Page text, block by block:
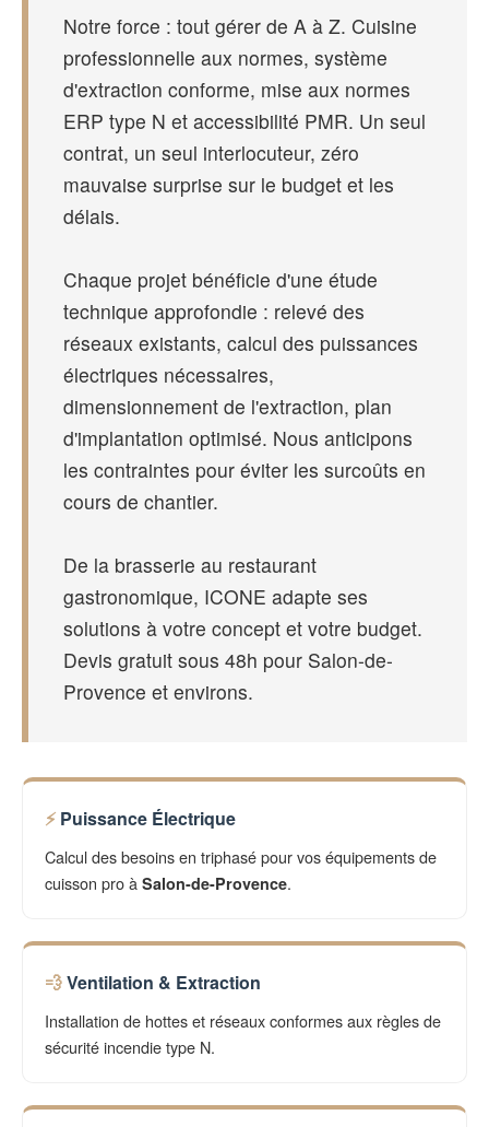
Notre force : tout gérer de A à Z. Cuisine
professionnelle aux normes, système
d'extraction conforme, mise aux normes
ERP type N et accessibilité PMR. Un seul
contrat, un seul interlocuteur, zéro
mauvaise surprise sur le budget et les
délais.
Chaque projet bénéficie d'une étude
technique approfondie : relevé des
réseaux existants, calcul des puissances
électriques nécessaires,
dimensionnement de l'extraction, plan
d'implantation optimisé. Nous anticipons
les contraintes pour éviter les surcoûts en
cours de chantier.
De la brasserie au restaurant
gastronomique, ICONE adapte ses
solutions à votre concept et votre budget.
Devis gratuit sous 48h pour Salon-de-
Provence et environs.
Puissance Électrique
Calcul des besoins en triphasé pour vos équipements de
cuisson pro à Salon-de-Provence.
Ventilation & Extraction
Installation de hottes et réseaux conformes aux règles de
sécurité incendie type N.